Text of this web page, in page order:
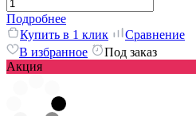
Подробнее
Купить в 1 клик
Сравнение
В избранное
Под заказ
Акция